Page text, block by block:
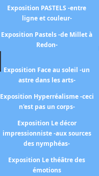
Exposition PASTELS -entre
ligne et couleur-
Exposition Pastels -de Millet à
Redon-
Exposition Face au soleil -un
astre dans les arts-
Exposition Hyperréalisme -ceci
n'est pas un corps-
Exposition Le décor
impressionniste -aux sources
des nymphéas-
Exposition Le théâtre des
émotions